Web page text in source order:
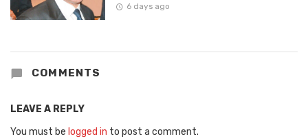
6 days ago
COMMENTS
LEAVE A REPLY
You must be logged in to post a comment.